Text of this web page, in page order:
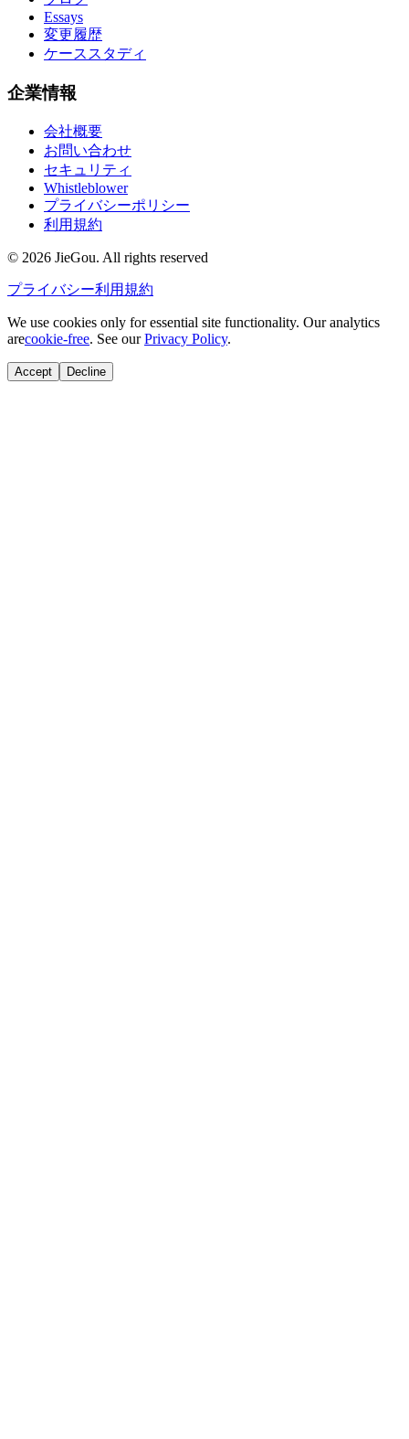
Essays
変更履歴
ケーススタディ
企業情報
会社概要
お問い合わせ
セキュリティ
Whistleblower
プライバシーポリシー
利用規約
© 2026 JieGou. All rights reserved
プライバシー利用規約
We use cookies only for essential site functionality. Our analytics
arecookie-free. See ourPrivacy Policy.
Accept Decline